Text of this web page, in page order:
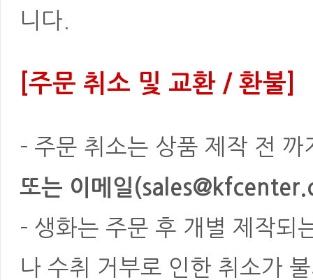
니다.
[주문 취소 및 교환 / 환불]
- 주문 취소는 상품 제작 전
또는 이메일
- 생화는 주문 후 개별 제작되
나 수취 거부로 인한 취소가